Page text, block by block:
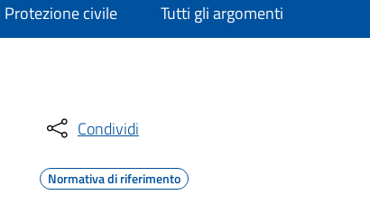
Protezione civile Tutti gli argomenti
Condividi
Normativa di riferimento